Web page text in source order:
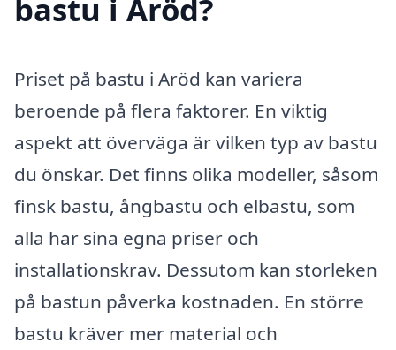
bastu i Aröd?
Priset på bastu i Aröd kan variera
beroende på flera faktorer. En viktig
aspekt att överväga är vilken typ av bastu
du önskar. Det finns olika modeller, såsom
finsk bastu, ångbastu och elbastu, som
alla har sina egna priser och
installationskrav. Dessutom kan storleken
på bastun påverka kostnaden. En större
bastu kräver mer material och